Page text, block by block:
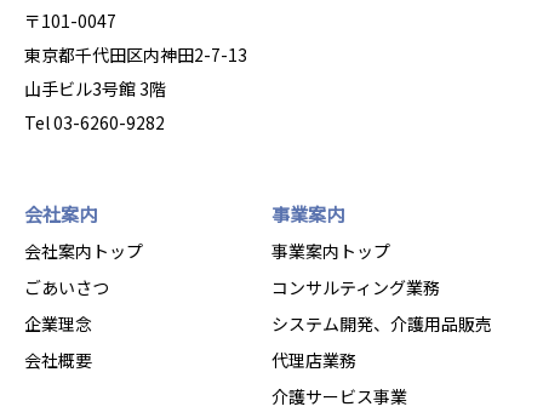
〒101-0047
東京都千代田区内神田2-7-13
山手ビル3号館 3階
Tel 03-6260-9282
会社案内
会社案内トップ
ごあいさつ
企業理念
会社概要
事業案内
事業案内トップ
コンサルティング業務
システム開発、介護用品販売
代理店業務
介護サービス事業